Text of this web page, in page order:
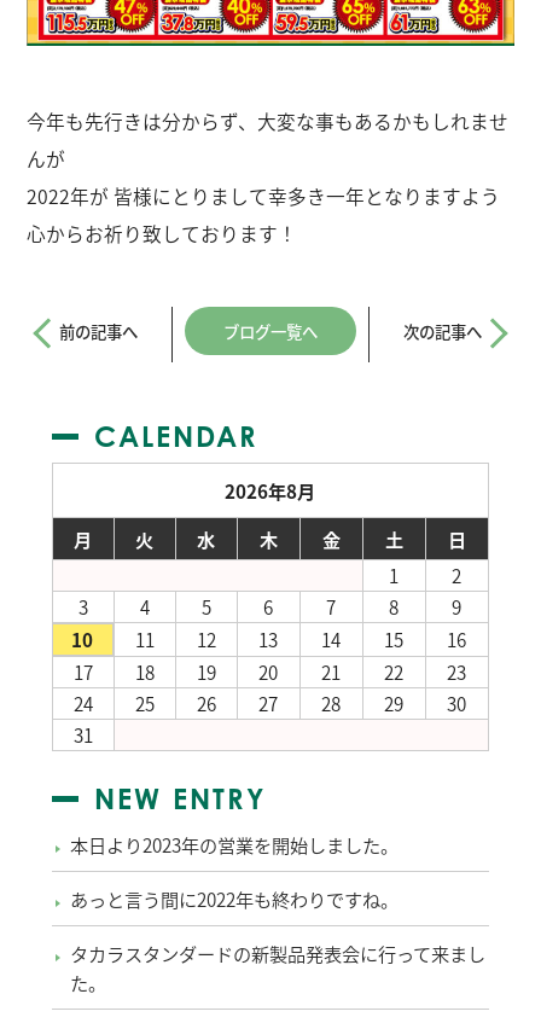
今年も先行きは分からず、大変な事もあるかもしれませ
んが
2022年が 皆様にとりまして幸多き一年となりますよう
心からお祈り致しております！
前の記事へ ブログ一覧へ 次の記事へ
CALENDAR
2026年8月
月
火 水 木 金 土
日
1
2
3
4 5 6 7 8
9
10
11 12 13 14 15
16
17
18 19 20 21 22
23
24
25 26 27 28 29
30
31
NEW ENTRY
本日より2023年の営業を開始しました。
あっと言う間に2022年も終わりですね。
タカラスタンダードの新製品発表会に行って来まし
た。